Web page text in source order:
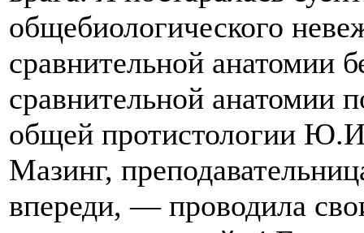
общебиологического
сравнительной анатомии
сравнительной анатомии
общей протистологии
Мазинг,
впереди, — проводила